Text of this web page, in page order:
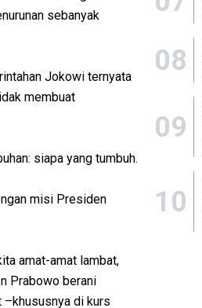
sebanyak
Jokowi ternyata
membuat
siapa yang tumbuh.
misi Presiden
amat-amat lambat,
Prabowo berani
–khususnya di kurs
08
09
10